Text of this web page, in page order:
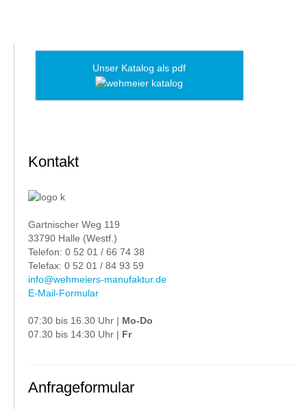
Unser Katalog als pdf
Kontakt
Gartnischer Weg 119
33790 Halle (Westf.)
Telefon: 0 52 01 / 66 74 38
Telefax: 0 52 01 / 84 93 59
info@wehmeiers-manufaktur.de
E-Mail-Formular
07:30 bis 16.30 Uhr | Mo-Do
07.30 bis 14:30 Uhr | Fr
Anfrageformular